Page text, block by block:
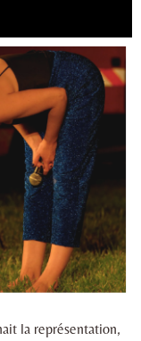
la représentation,